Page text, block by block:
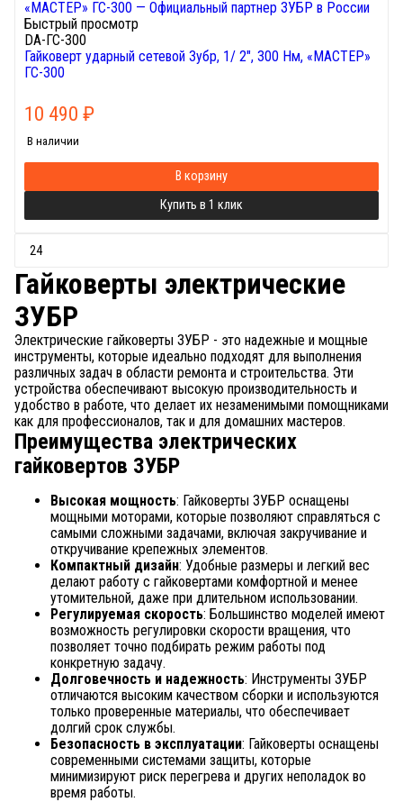
Быстрый просмотр
DA-ГС-300
Гайковерт ударный сетевой Зубр, 1/ 2", 300 Нм, «МАСТЕР»
ГС-300
10 490 ₽
В наличии
В корзину
Купить в 1 клик
Гайковерты электрические
ЗУБР
Электрические гайковерты ЗУБР - это надежные и мощные
инструменты, которые идеально подходят для выполнения
различных задач в области ремонта и строительства. Эти
устройства обеспечивают высокую производительность и
удобство в работе, что делает их незаменимыми помощниками
как для профессионалов, так и для домашних мастеров.
Преимущества электрических
гайковертов ЗУБР
Высокая мощность: Гайковерты ЗУБР оснащены
мощными моторами, которые позволяют справляться с
самыми сложными задачами, включая закручивание и
откручивание крепежных элементов.
Компактный дизайн: Удобные размеры и легкий вес
делают работу с гайковертами комфортной и менее
утомительной, даже при длительном использовании.
Регулируемая скорость: Большинство моделей имеют
возможность регулировки скорости вращения, что
позволяет точно подбирать режим работы под
конкретную задачу.
Долговечность и надежность: Инструменты ЗУБР
отличаются высоким качеством сборки и используются
только проверенные материалы, что обеспечивает
долгий срок службы.
Безопасность в эксплуатации: Гайковерты оснащены
современными системами защиты, которые
минимизируют риск перегрева и других неполадок во
время работы.